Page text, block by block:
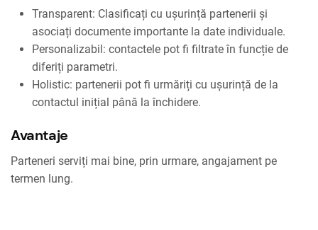
Transparent: Clasificați cu ușurință partenerii și
asociați documente importante la date individuale.
Personalizabil: contactele pot fi filtrate în funcție de
diferiți parametri.
Holistic: partenerii pot fi urmăriți cu ușurință de la
contactul inițial până la închidere.
Avantaje
Parteneri serviți mai bine, prin urmare, angajament pe
termen lung.